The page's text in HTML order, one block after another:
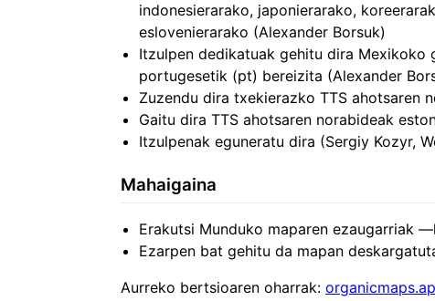
indonesierarako, japonierarako,
eslovenierarako (Alexander Borsuk)
Itzulpen dedikatuak gehitu dira Mexikoko
portugesetik (pt) bereizita (Alexander
Zuzendu dira txekierazko TTS ahotsaren
Gaitu dira TTS ahotsaren norabideak
Itzulpenak eguneratu dira (Sergiy Kozyr,
Mahaigaina
Erakutsi Munduko maparen ezaugarriak
Ezarpen bat gehitu da mapan
Aurreko bertsioaren oharrak: